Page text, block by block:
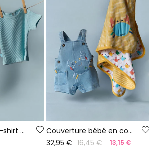
Ensemble bébé t-shirt et salopette rayures multicolore
Couverture bébé en coton imprimé
32,95 € 16,45 € 13,15 €